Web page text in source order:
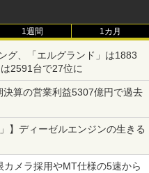
1週間 1カ月
グ、「エルグランド」は1883
2591台で27位に
算の営業利益5307億円で過去
】ディーゼルエンジンの生きる
カメラ採用やMT仕様の5速から